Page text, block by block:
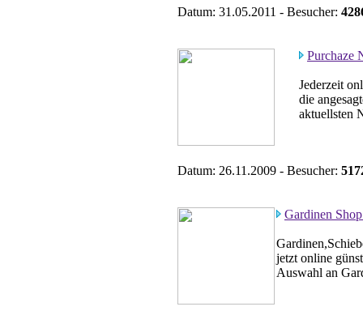
Datum: 31.05.2011 - Besucher:
Purchaze
Jederzeit
die
aktuellsten
Datum: 26.11.2009 - Besucher:
Gardinen
jetzt online
Auswahl an